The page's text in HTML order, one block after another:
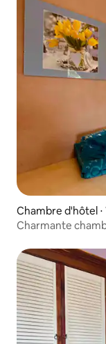
Chambre d'hôtel
Charmante